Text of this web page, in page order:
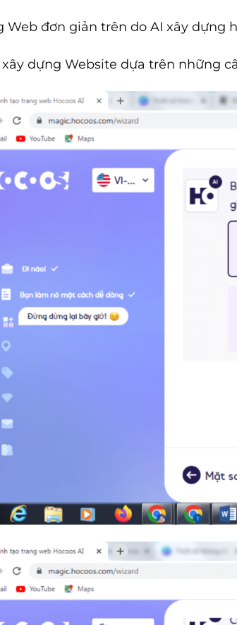
Web đơn giản trên do AI xây dựng
xây dựng Website dựa trên những